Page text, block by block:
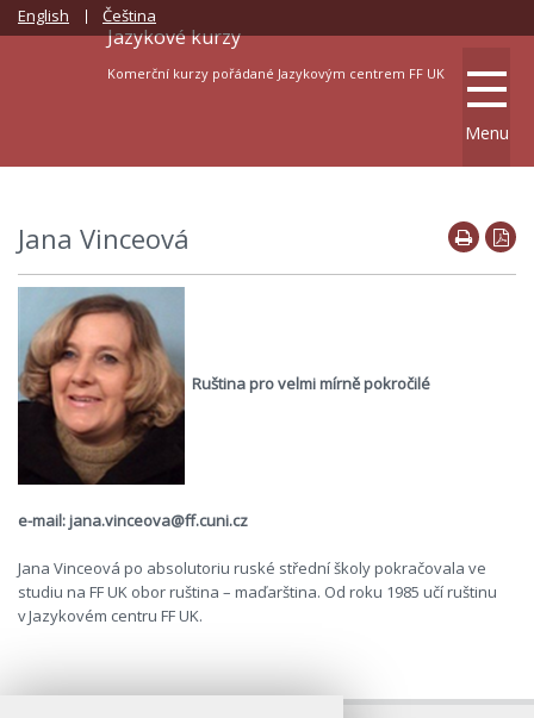
Jazykové kurzy
Komerční kurzy pořádané Jazykovým centrem FF UK
Jana Vinceová
Ruština pro velmi mírně pokročilé
e-mail: jana.vinceova@ff.cuni.cz
Jana Vinceová po absolutoriu ruské střední školy pokračovala ve
studiu na FF UK obor ruština – maďarština. Od roku 1985 učí ruštinu
v Jazykovém centru FF UK.
Menu
English Čeština